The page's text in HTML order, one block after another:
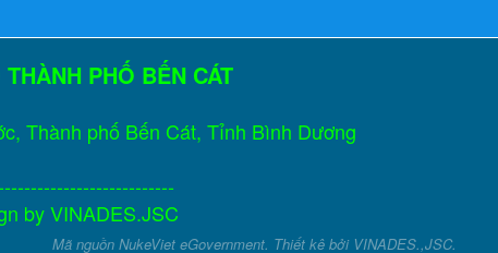
PHỐ BẾN CÁT
Thành phố Bến Cát, Tỉnh Bình Dương
byVINADES.JSC
Mã nguồn NukeViet eGovernment. Thiết kê bởi VINADES.,JSC.